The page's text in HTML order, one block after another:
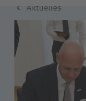
Fachbereiche
Über uns
Aktuelles